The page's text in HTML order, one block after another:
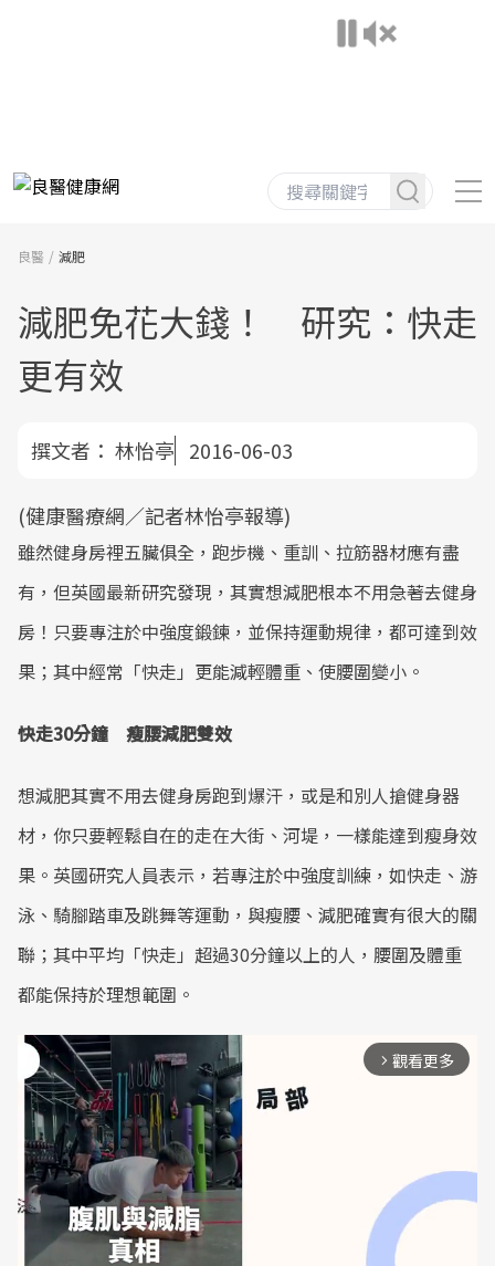
良醫 減肥
減肥免花大錢！ 研究：快走
更有效
撰文者： 林怡亭 2016-06-03
(健康醫療網／記者林怡亭報導)
雖然健身房裡五臟俱全，跑步機、重訓、拉筋器材應有盡
有，但英國最新研究發現，其實想減肥根本不用急著去健身
房！只要專注於中強度鍛鍊，並保持運動規律，都可達到效
果；其中經常「快走」更能減輕體重、使腰圍變小。
快走30分鐘 瘦腰減肥雙效
想減肥其實不用去健身房跑到爆汗，或是和別人搶健身器
材，你只要輕鬆自在的走在大街、河堤，一樣能達到瘦身效
果。英國研究人員表示，若專注於中強度訓練，如快走、游
泳、騎腳踏車及跳舞等運動，與瘦腰、減肥確實有很大的關
聯；其中平均「快走」超過30分鐘以上的人，腰圍及體重
都能保持於理想範圍。
arrow_forward_ios 觀看更多